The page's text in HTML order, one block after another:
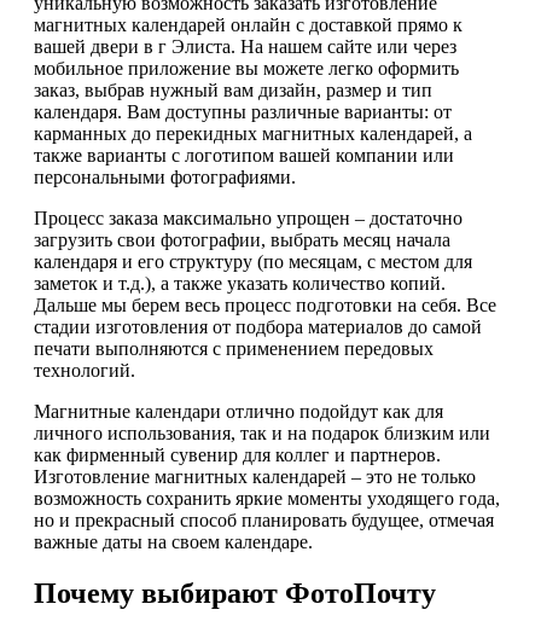
магнитных календарей онлайн с доставкой прямо к
вашей двери в г Элиста. На нашем сайте или через
мобильное приложение вы можете легко оформить
заказ, выбрав нужный вам дизайн, размер и тип
календаря. Вам доступны различные варианты: от
карманных до перекидных магнитных календарей, а
также варианты с логотипом вашей компании или
персональными фотографиями.
Процесс заказа максимально упрощен – достаточно
загрузить свои фотографии, выбрать месяц начала
календаря и его структуру (по месяцам, с местом для
заметок и т.д.), а также указать количество копий.
Дальше мы берем весь процесс подготовки на себя. Все
стадии изготовления от подбора материалов до самой
печати выполняются с применением передовых
технологий.
Магнитные календари отлично подойдут как для
личного использования, так и на подарок близким или
как фирменный сувенир для коллег и партнеров.
Изготовление магнитных календарей – это не только
возможность сохранить яркие моменты уходящего года,
но и прекрасный способ планировать будущее, отмечая
важные даты на своем календаре.
Почему выбирают ФотоПочту